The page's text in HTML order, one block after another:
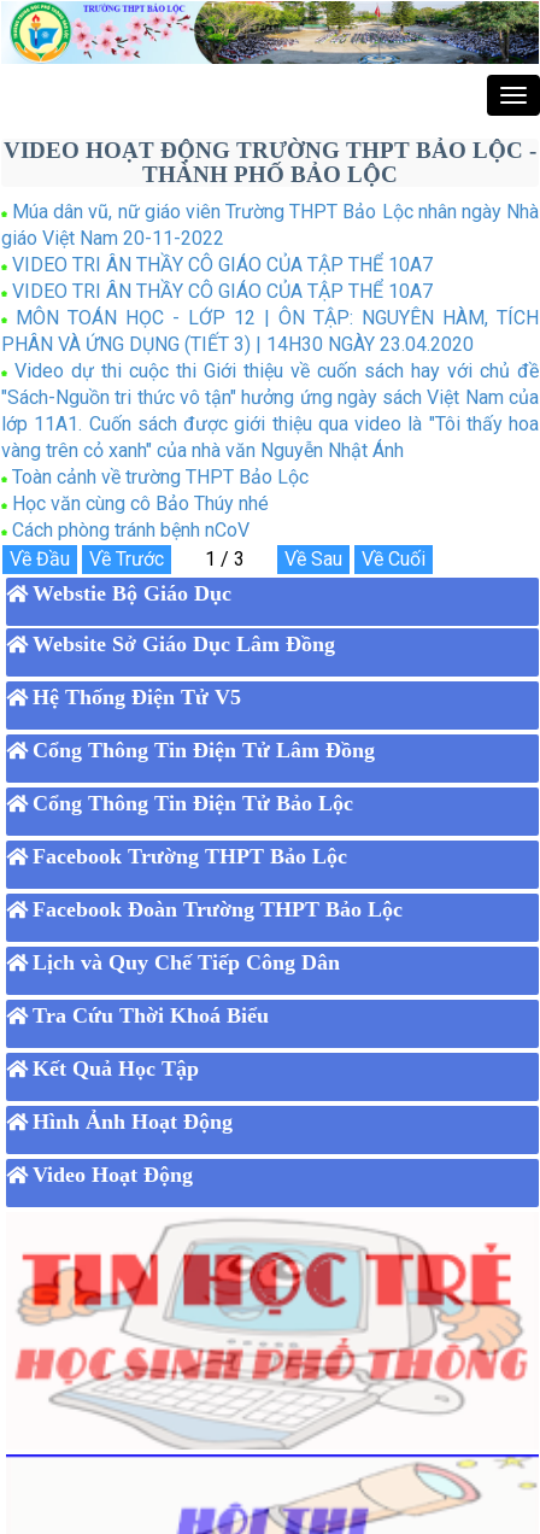
VIDEO HOẠT ĐỘNG TRƯỜNG THPT BẢO LỘC -
THÀNH PHỐ BẢO LỘC
Múa dân vũ, nữ giáo viên Trường THPT Bảo Lộc nhân ngày Nhà
giáo Việt Nam 20-11-2022
VIDEO TRI ÂN THẦY CÔ GIÁO CỦA TẬP THỂ 10A7
VIDEO TRI ÂN THẦY CÔ GIÁO CỦA TẬP THỂ 10A7
MÔN TOÁN HỌC - LỚP 12 | ÔN TẬP: NGUYÊN HÀM, TÍCH
PHÂN VÀ ỨNG DỤNG (TIẾT 3) | 14H30 NGÀY 23.04.2020
Video dự thi cuộc thi Giới thiệu về cuốn sách hay với chủ đề
"Sách-Nguồn tri thức vô tận" hưởng ứng ngày sách Việt Nam của
lớp 11A1. Cuốn sách được giới thiệu qua video là "Tôi thấy hoa
vàng trên cỏ xanh" của nhà văn Nguyễn Nhật Ánh
Toàn cảnh về trường THPT Bảo Lộc
Học văn cùng cô Bảo Thúy nhé
Cách phòng tránh bệnh nCoV
Webstie Bộ Giáo Dục
Website Sở Giáo Dục Lâm Đồng
Hệ Thống Điện Tử V5
Cổng Thông Tin Điện Tử Lâm Đồng
Cổng Thông Tin Điện Tử Bảo Lộc
Facebook Trường THPT Bảo Lộc
Facebook Đoàn Trường THPT Bảo Lộc
Lịch và Quy Chế Tiếp Công Dân
Tra Cứu Thời Khoá Biểu
Kết Quả Học Tập
Hình Ảnh Hoạt Động
Video Hoạt Động